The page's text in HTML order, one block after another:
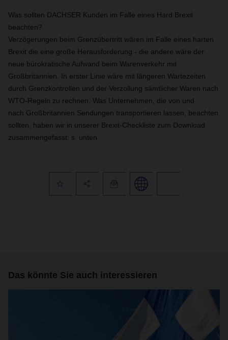
Was sollten DACHSER Kunden im Falle eines Hard Brexit
beachten?
Verzögerungen beim Grenzübertritt wären im Falle eines harten
Brexit die eine große Herausforderung - die andere wäre der
neue bürokratische Aufwand beim Warenverkehr mit
Großbritannien. In erster Linie wäre mit längeren Wartezeiten
durch Grenzkontrollen und der Verzollung sämtlicher Waren nach
WTO-Regeln zu rechnen. Was Unternehmen, die von und
nach Großbritannien Sendungen transportieren lassen, beachten
sollten, haben wir in unserer Brexit-Checkliste zum Download
zusammengefasst: s. unten
Das könnte Sie auch interessieren